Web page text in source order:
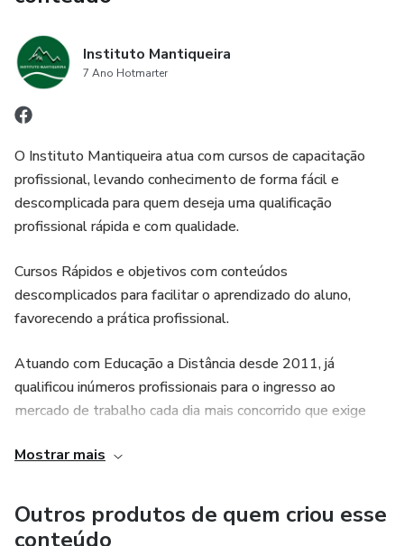
Espectro Autista;
Estratégias para a aprendizagem das crianças com
Transtorno do Espectro Autista.
“Este produto não substitui o parecer médico profissional.
Sempre consulte um médico para tratar de assuntos
relativos à saúde.”
Instituto Mantiqueira
7 Ano Hotmarter
O Instituto Mantiqueira atua com cursos de capacitação
profissional, levando conhecimento de forma fácil e
descomplicada para quem deseja uma qualificação
profissional rápida e com qualidade.
Cursos Rápidos e objetivos com conteúdos
descomplicados para facilitar o aprendizado do aluno,
favorecendo a prática profissional.
Atuando com Educação a Distância desde 2011, já
qualificou inúmeros profissionais para o ingresso ao
mercado de trabalho cada dia mais concorrido que exige
diferença.
Mostrar mais
Outros produtos de quem criou esse
conteúdo